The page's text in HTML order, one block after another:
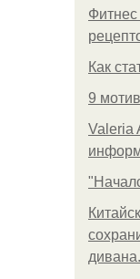
Фитнес
Как
9
Valeria
дивана.